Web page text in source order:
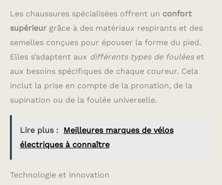
Les chaussures spécialisées offrent un confort
supérieur grâce à des matériaux respirants et des
semelles conçues pour épouser la forme du pied.
Elles s’adaptent aux différents types de fouléeset
aux besoins spécifiques de chaque coureur. Cela
inclut la prise en compte de la pronation, de la
supination ou de la foulée universelle.
Lire plus :
Meilleures marques de vélos
électriques à connaître
Technologie et innovation